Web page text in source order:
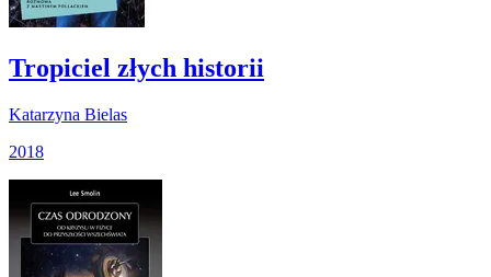
Tropiciel złych historii
Katarzyna Bielas
2018